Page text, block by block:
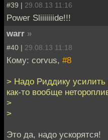
#39 | 29.08.13 11:16
Power Sliiiiiiide!!!
warr »
#40 | 29.08.13 11:18
Кому: corvus, #8
> Надо Риддику усилить
как-то вообще
>
>
Это да, надо ускорятся!